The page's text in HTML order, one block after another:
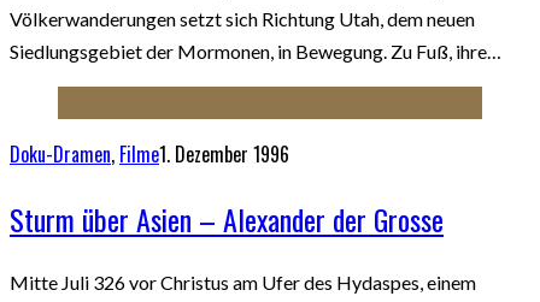
Völkerwanderungen setzt sich Richtung Utah, dem neuen
Siedlungsgebiet der Mormonen, in Bewegung. Zu Fuß, ihre…
Doku-Dramen, Filme1. Dezember 1996
Sturm über Asien – Alexander der Grosse
Mitte Juli 326 vor Christus am Ufer des Hydaspes, einem